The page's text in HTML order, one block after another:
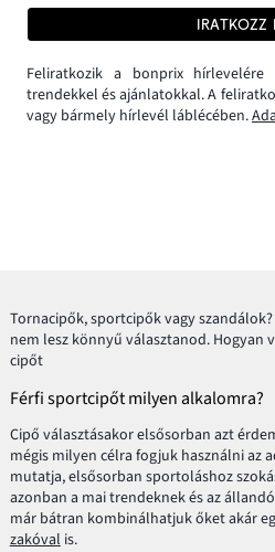
IRATKOZZ
Feliratkozik a bonprix hírlevelére
trendekkel és ajánlatokkal. A
vagy bármely hírlevél láblécében.
Tornacipők, sportcipők vagy
nem lesz könnyű választanod. Hogyan
cipőt
Férfi sportcipőt milyen alkalomra?
Cipő választásakor elsősorban azt
mégis milyen célra fogjuk használni az
mutatja, elsősorban sportoláshoz
azonban a mai trendeknek és az
már bátran kombinálhatjuk őket akár
zakóval is.